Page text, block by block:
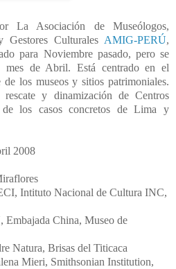
La Asociación de Museólogos,
Gestores Culturales AMIG-PERÚ,
para Noviembre pasado, pero se
mes de Abril. Está centrado en el
los museos y sitios patrimoniales.
y dinamización de Centros
los casos concretos de Lima y
2008
Intituto Nacional de Cultura INC,
China, Museo de
Natura, Brisas del Titicaca
Mieri, Smithsonian Institution,